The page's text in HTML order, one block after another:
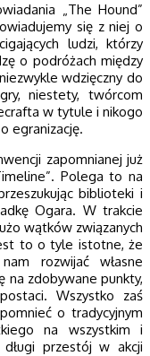
„The Hound”
się z niej o
ludzi, którzy
o podróżach między
wdzięczny do
niestety, twórcom
w tytule i nikogo
egranizację.
zapomnianej już
Polega to na
biblioteki i
Ogara. W trakcie
wątków związanych
to o tyle istotne, że
rozwijać własne
na zdobywane punkty,
Wszystko zaś
o tradycyjnym
na wszystkim i
przestój w akcji